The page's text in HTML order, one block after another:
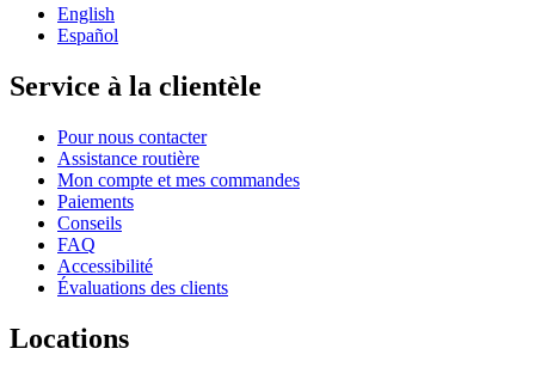
English
Español
Service à la clientèle
Pour nous contacter
Assistance routière
Mon compte et mes commandes
Paiements
Conseils
FAQ
Accessibilité
Évaluations des clients
Locations